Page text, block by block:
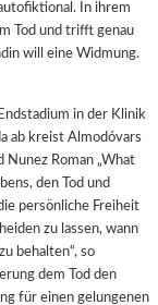
In ihrem
Tod und trifft genau
will eine Widmung.
in der Klinik
ab kreist Almodóvars
Nunez Roman „What
den Tod und
persönliche Freiheit
zu lassen, wann
behalten“, so
dem Tod den
für einen gelungenen